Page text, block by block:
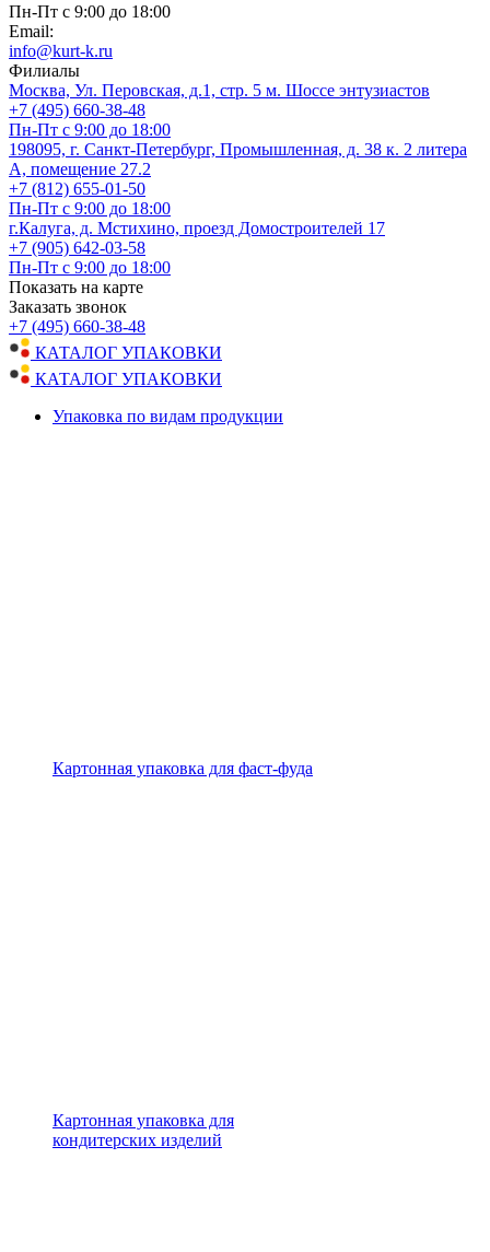
Пн-Пт с 9:00 до 18:00
Email:
info@kurt-k.ru
Филиалы
Москва, Ул. Перовская, д.1, стр. 5 м. Шоссе энтузиастов
+7 (495) 660-38-48
Пн-Пт с 9:00 до 18:00
198095, г. Санкт-Петербург, Промышленная, д. 38 к. 2 литера
А, помещение 27.2
+7 (812) 655-01-50
Пн-Пт с 9:00 до 18:00
г.Калуга, д. Мстихино, проезд Домостроителей 17
+7 (905) 642-03-58
Пн-Пт с 9:00 до 18:00
Показать на карте
Заказать звонок
+7 (495) 660-38-48
КАТАЛОГ УПАКОВКИ
КАТАЛОГ УПАКОВКИ
Упаковка по видам продукции
Картонная упаковка для фаст-фуда
Картонная упаковка для
кондитерских изделий